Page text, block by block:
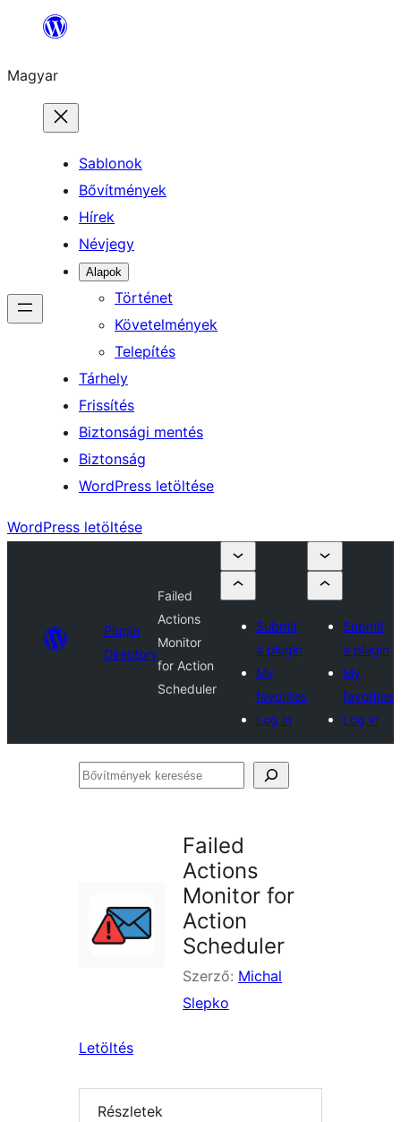
Ugrás
tartalomhoz
Magyar
Sablonok
Bővítmények
Hírek
Névjegy
Alapok
Történet
Követelmények
Telepítés
Tárhely
Frissítés
Biztonsági mentés
Biztonság
WordPress letöltése
WordPress letöltése
Plugin
Directory
Failed
Actions
Monitor
for Action
Scheduler
Submit
a plugin
My
favorites
Log in
Submit
a plugin
My
favorites
Log in
Bővítmények
Failed
Actions
Monitor for
Action
Scheduler
Szerző: Michal
Slepko
Letöltés
Részletek